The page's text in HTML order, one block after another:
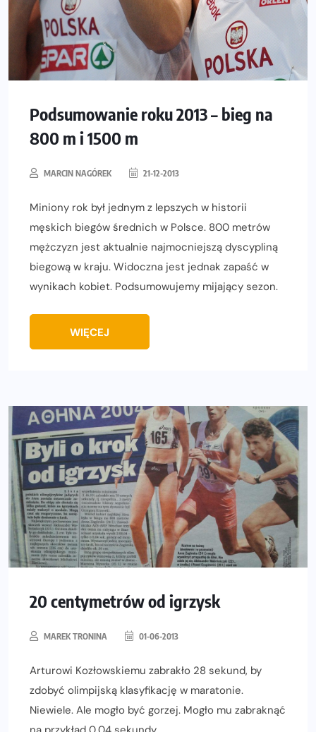
Podsumowanie roku 2013 – bieg na
800 m i 1500 m
MARCIN NAGÓREK 21-12-2013
Miniony rok był jednym z lepszych w historii
męskich biegów średnich w Polsce. 800 metrów
mężczyzn jest aktualnie najmocniejszą dyscypliną
biegową w kraju. Widoczna jest jednak zapaść w
wynikach kobiet. Podsumowujemy mijający sezon.
WIĘCEJ
20 centymetrów od igrzysk
MAREK TRONINA 01-06-2013
Arturowi Kozłowskiemu zabrakło 28 sekund, by
zdobyć olimpijską klasyfikację w maratonie.
Niewiele. Ale mogło być gorzej. Mogło mu zabraknąć